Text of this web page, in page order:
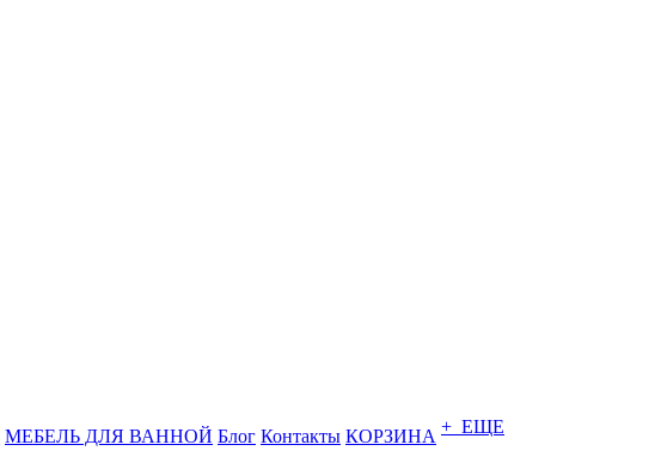
МЕБЕЛЬ ДЛЯ ВАННОЙ Блог Контакты КОРЗИНА + ЕЩЕ